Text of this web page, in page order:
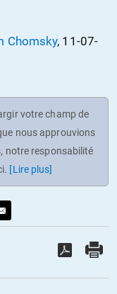
Chomsky, 11-07-
votre champ de
nous approuvions
notre responsabilité
[Lire plus]